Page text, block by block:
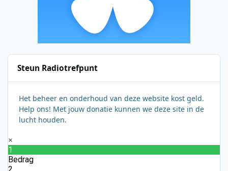
Steun Radiotrefpunt
Het beheer en onderhoud van deze website kost geld.
Help ons! Met jouw donatie kunnen we deze site in de
lucht houden.